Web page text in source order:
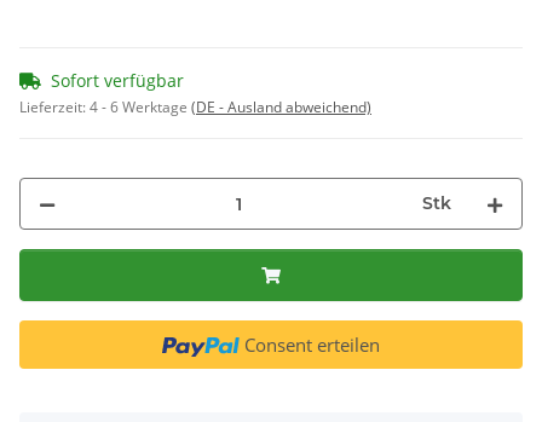
Sofort verfügbar
Lieferzeit:4 - 6 Werktage (DE - Ausland abweichend)
Stk
Consent erteilen